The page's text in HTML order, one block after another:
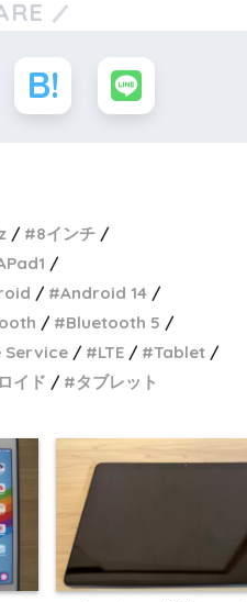
8インチ
Android 14
Bluetooth 5
Service LTE
Tablet
イド タブレット